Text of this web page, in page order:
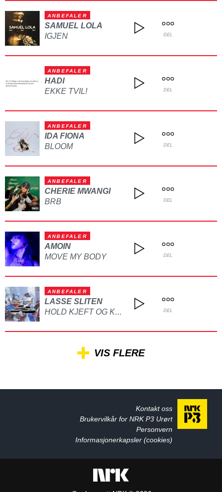
ANBEFALER
SAMUEL LOLA
IGJEN
DEL
ANBEFALER
HADI
EKKE TVIL!
DEL
ANBEFALER
IDA FIONA
BLOOM
DEL
ANBEFALER
CHERIE MWANGI
BRB
DEL
ANBEFALER
AMOIN
MOVE MY BODY
DEL
ANBEFALER
LASSE SLITEN
HOLD KJEFT OG KYSS MEG DEL
VIS FLERE
Kontakt oss
Brukervilkår for NRK P3 Urørt
Personvern
Informasjonerkapsler (cookies)